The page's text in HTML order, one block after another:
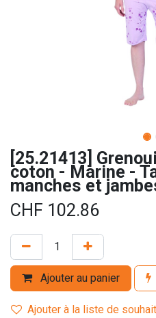
[25.21413]
coton - Marine -
manches et
CHF 102.86
Ajouter au panier
Ajouter à la liste de